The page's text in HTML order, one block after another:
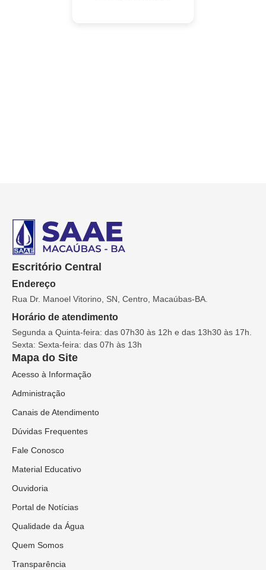
Escritório Central
Endereço
Rua Dr. Manoel Vitorino, SN, Centro, Macaúbas-BA.
Horário de atendimento
Segunda a Quinta-feira: das 07h30 às 12h e das 13h30 às 17h.
Sexta: Sexta-feira: das 07h às 13h
Mapa do Site
Acesso à Informação
Administração
Canais de Atendimento
Dúvidas Frequentes
Fale Conosco
Material Educativo
Ouvidoria
Portal de Notícias
Qualidade da Água
Quem Somos
Transparência